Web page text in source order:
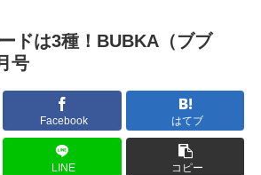
ドは3種！BUBKA（ブブ
号
Facebook はてブ
LINE コピー